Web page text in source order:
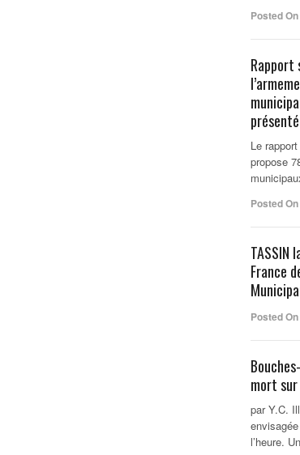
Posted
Rapport
Le
propose
Posted
TASSIN
France
Posted
mort
par Y.C.
l’heure.